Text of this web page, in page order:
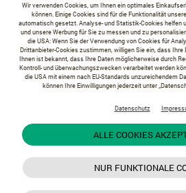
Wir verwenden Cookies, um Ihnen ein optimales
können. Einige Cookies sind für die Funktionalität
automatisch gesetzt. Analyse- und Statistik-Cookies helfen
und unsere Werbung für Sie zu messen und zu
die USA: Wenn Sie der Verwendung von Cookies für
Drittanbieter-Cookies zustimmen, willigen Sie ein, dass Ihre
Ihnen ist bekannt, dass Ihre Daten möglicherweise durch
Kontroll- und überwachungszwecken verarbeitet werden
die USA mit einem nach EU-Standards unzureichendem
können Ihre Einwilligungen jederzeit unter
Datenschutz
ALLE COOKIES
NUR FUNKTIONALE